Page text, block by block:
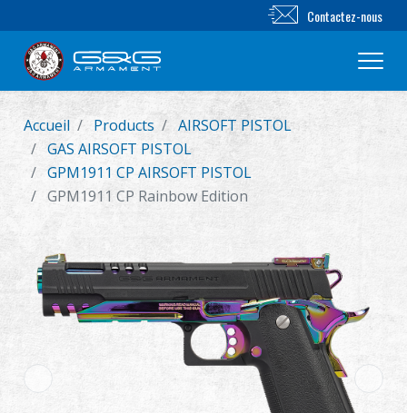
Nouveautés
FUSIL AIRSOFT
PIÈCES & ACCESSOIRES
SYSTÈME D'ENTRAÎNEMENT
Contactez-nous
Accueil Products
AIRSOFT PISTOL
GAS AIRSOFT PISTOL
GPM1911 CP AIRSOFT PISTOL
GPM1911 CP Rainbow Edition